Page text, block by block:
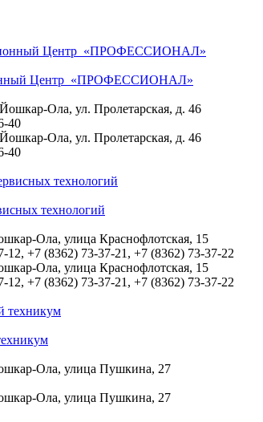
Центр «ПРОФЕССИОНАЛ»
Ола, ул. Пролетарская, д. 46
40
Ола, ул. Пролетарская, д. 46
40
технологий
Ола, улица Краснофлотская, 15
12, +7 (8362) 73-37-21, +7 (8362) 73-37-22
Ола, улица Краснофлотская, 15
12, +7 (8362) 73-37-21, +7 (8362) 73-37-22
Ола, улица Пушкина, 27
Ола, улица Пушкина, 27